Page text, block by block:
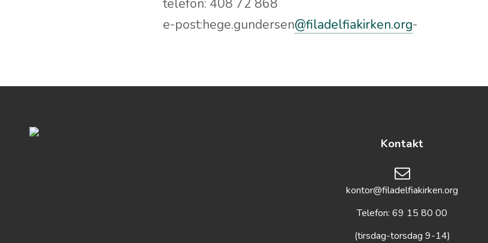
telefon: 408 72 868
e-post:hege.gundersen@filadelfiakirken.org-
Kontakt
kontor@filadelfiakirken.org
Telefon: 69 15 80 00
(tirsdag-torsdag 9-14)